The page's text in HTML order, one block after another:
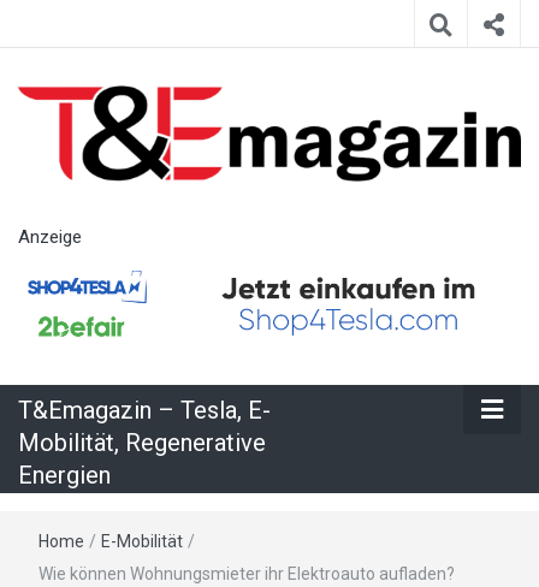
– Tesla, E-
Regenerative
Energien
Anzeige
T&Emagazin – Tesla, E-
Mobilität, Regenerative
Energien
Home / E-Mobilität /
Wie können Wohnungsmieter ihr Elektroauto aufladen?